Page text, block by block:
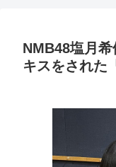
NMB48塩月
キスをされた